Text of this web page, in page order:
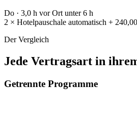
Do · 3,0 h vor Ort unter 6 h
2 × Hotelpauschale automatisch +
Der Vergleich
Jede Vertragsart in
Getrennte Programme